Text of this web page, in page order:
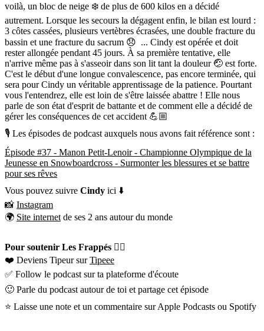
voilà, un bloc de neige ❄️ de plus de 600 kilos en a décidé
autrement. Lorsque les secours la dégagent enfin, le bilan est lourd :
3 côtes cassées, plusieurs vertèbres écrasées, une double fracture du
bassin et une fracture du sacrum 😞 ... Cindy est opérée et doit
rester allongée pendant 45 jours. À sa première tentative, elle
n'arrive même pas à s'asseoir dans son lit tant la douleur 🤕 est forte.
C'est le début d'une longue convalescence, pas encore terminée, qui
sera pour Cindy un véritable apprentissage de la patience. Pourtant
vous l'entendrez, elle est loin de s'être laissée abattre ! Elle nous
parle de son état d'esprit de battante et de comment elle a décidé de
gérer les conséquences de cet accident 💪🏼
🎙 Les épisodes de podcast auxquels nous avons fait référence sont :
Épisode #37 - Manon Petit-Lenoir - Championne Olympique de la
Jeunesse en Snowboardcross - Surmonter les blessures et se battre
pour ses rêves
Vous pouvez suivre Cindy ici ⬇️
📸 Instagram
🌍 Site internetde ses 2 ans autour du monde
Pour soutenir Les Frappés 👇🏼
❤️ Deviens Tipeur surTipeee
✅ Follow le podcast sur ta plateforme d'écoute
🙂 Parle du podcast autour de toi et partage cet épisode
⭐️ Laisse une note et un commentaire sur Apple Podcasts ou Spotify